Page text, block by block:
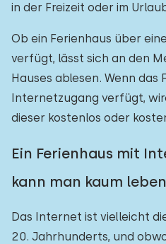
in der Freizeit oder im
Ob ein Ferienhaus über
verfügt, lässt sich an den
Hauses ablesen. Wenn das
Internetzugang verfügt,
dieser kostenlos oder
Ein Ferienhaus mit
kann man kaum
Das Internet ist vielleicht
20. Jahrhunderts, und